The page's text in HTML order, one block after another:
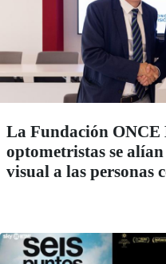
La Fundación ONCE
optometristas se
visual a las personas